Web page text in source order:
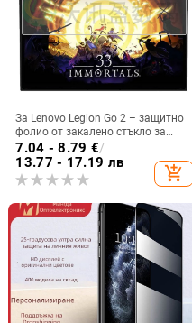
За Lenovo Legion Go 2 – защитно
фолио от закалено стъкло за
дисплея, предна част, HD, пълен
екран, антиотпечатъци, 8.8
7.04 - 8.79 €/
13.77 - 17.19 лв
add_shopping_cart